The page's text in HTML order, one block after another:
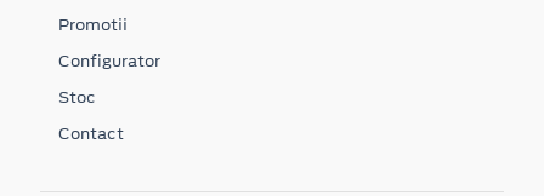
Promotii
Configurator
Stoc
Contact